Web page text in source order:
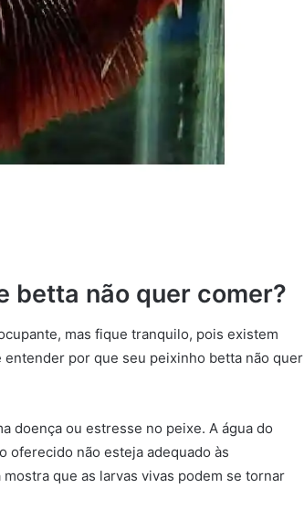
betta não quer comer?
mas fique tranquilo, pois existem
por que seu peixinho betta não quer
doença ou estresse no peixe. A água do
oferecido não esteja adequado às
que as larvas vivas podem se tornar